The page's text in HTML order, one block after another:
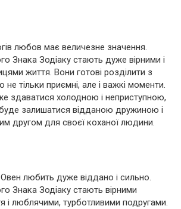
любов має величезне значення.
Знака Зодіаку стають дуже вірними і
життя. Вони готові розділити з
тільки приємні, але і важкі моменти.
здаватися холодною і неприступною,
залишатися відданою дружиною і
другом для своєї коханої людини.
любить дуже віддано і сильно.
Знака Зодіаку стають вірними
і люблячими, турботливими подругами.